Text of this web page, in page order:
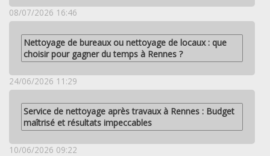
08/07/2026 16:46
Nettoyage de bureaux ou nettoyage de locaux : que
choisir pour gagner du temps à Rennes ?
24/06/2026 11:29
Service de nettoyage après travaux à Rennes : Budget
maîtrisé et résultats impeccables
10/06/2026 09:22